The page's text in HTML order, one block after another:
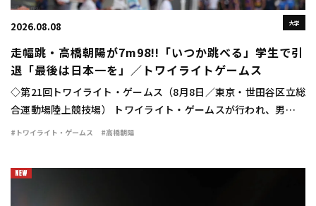
大学
2026.08.08
走幅跳・高橋朝陽が7m98!!「いつか跳べる」学生で引
退「最後は日本一を」／トワイライトゲームス
◇第21回トワイライト・ゲームス（8月8日／東京・世田谷区立総
合運動場陸上競技場） トワイライト・ゲームスが行われ、男子走
幅跳は高橋朝陽（東海大）が7m98（＋0.3）の大ジャンプを見せ
#トワイライト・ゲームス #高橋朝陽